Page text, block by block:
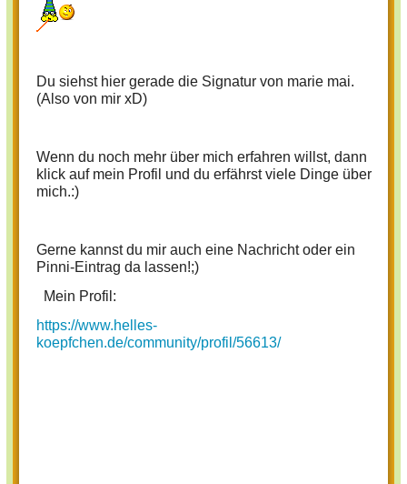
Du siehst hier gerade die Signatur von marie mai.
(Also von mir xD)
Wenn du noch mehr über mich erfahren willst, dann
klick auf mein Profil und du erfährst viele Dinge über
mich.:)
Gerne kannst du mir auch eine Nachricht oder ein
Pinni-Eintrag da lassen!;)
Mein Profil:
https://www.helles-
koepfchen.de/community/profil/56613/